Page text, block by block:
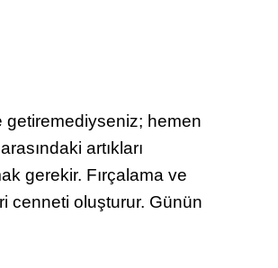
getiremediyseniz; hemen
artıkları
gerekir. Fırçalama ve
cenneti oluşturur. Günün